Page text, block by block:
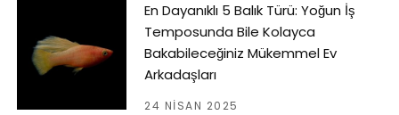
En Dayanıklı 5 Balık Türü: Yoğun İş
Temposunda Bile Kolayca
Bakabileceğiniz Mükemmel Ev
Arkadaşları
24 NISAN 2025